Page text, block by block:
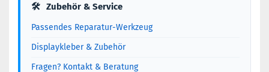
🛠 Zubehör & Service
Passendes Reparatur-Werkzeug
Displaykleber & Zubehör
Fragen? Kontakt & Beratung